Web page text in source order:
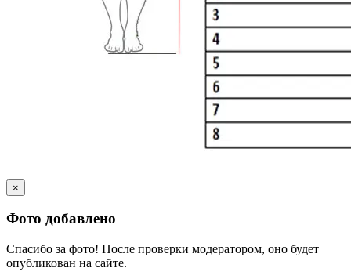
×
Фото добавлено
Спасибо за фото! После проверки модератором, оно будет
опубликован на сайте.